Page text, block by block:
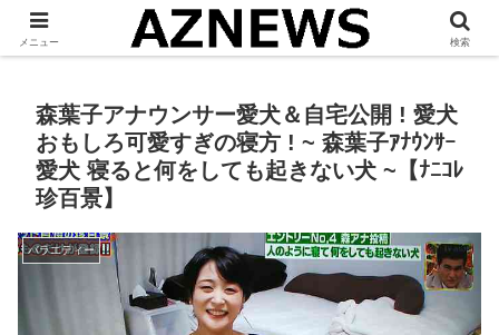
「 見たい・役立つ・面白い 」をお伝えします。
森葉子アナウンサー愛犬＆自宅公開 ! 愛犬
おもしろ可愛すぎの寝方 ! ~ 森葉子ｱﾅｳﾝｻｰ
愛犬 寝ると何をしても起きない犬 ~【ﾅﾆｺﾚ
珍百景】
バラエティー
メニュー 検索